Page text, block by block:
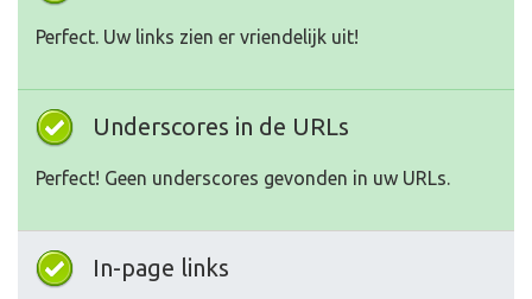
Perfect. Uw links zien er vriendelijk uit!
Underscores in de URLs
Perfect! Geen underscores gevonden in uw URLs.
In-page links